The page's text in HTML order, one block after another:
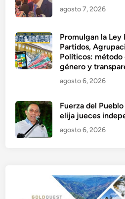
agosto 7, 2026
Promulgan la Ley
Partidos,
Políticos:
género y
agosto 6, 2026
Fuerza del
elija jueces
agosto 6, 2026